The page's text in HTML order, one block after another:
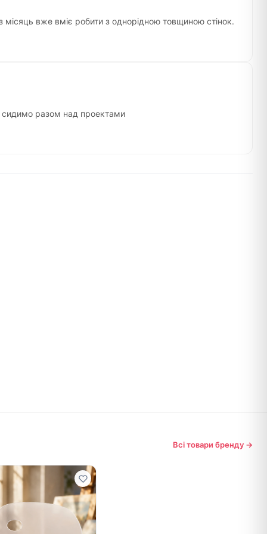
вже вміє робити з однорідною товщиною стінок.
сидимо разом над проектами
Всі товари бренду →